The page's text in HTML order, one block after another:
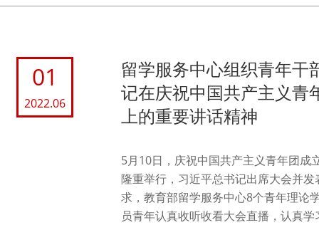
01
2022.06
留学服务中心组织青年干
记在庆祝中国共产主义青
上的重要讲话精神
5月10日，庆祝中国共产主义青年团成
隆重举行，习近平总书记出席大会并
求，教育部留学服务中心8个青年理论
员青年认真收听收看大会直播，认真